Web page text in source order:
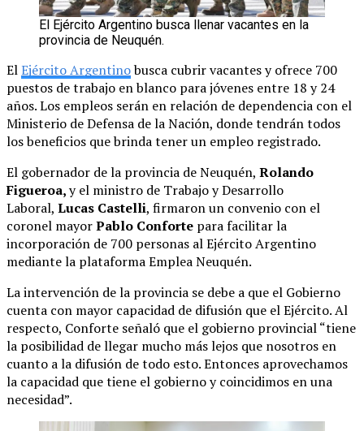
El Ejército Argentino busca llenar vacantes en la
provincia de Neuquén.
ElEjército Argentinobusca cubrir vacantes y ofrece 700
puestos de trabajo en blanco para jóvenes entre 18 y 24
años. Los empleos serán en relación de dependencia con el
Ministerio de Defensa de la Nación, donde tendrán todos
los beneficios que brinda tener un empleo registrado.
El gobernador de la provincia de Neuquén, Rolando
Figueroa,y el ministro de Trabajo y Desarrollo
Laboral, Lucas Castelli, firmaron un convenio con el
coronel mayorPablo Conforte para facilitar la
incorporación de 700 personas al Ejército Argentino
mediante la plataforma Emplea Neuquén.
La intervención de la provincia se debe a que el Gobierno
cuenta con mayor capacidad de difusión que el Ejército. Al
respecto, Conforte señaló que el gobierno provincial “tiene
la posibilidad de llegar mucho más lejos que nosotros en
cuanto a la difusión de todo esto. Entonces aprovechamos
la capacidad que tiene el gobierno y coincidimos en una
necesidad”.